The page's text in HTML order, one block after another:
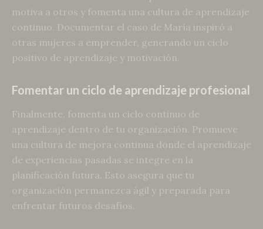
motiva a otros y fomenta una cultura de aprendizaje
continuo. Documentar el caso de María inspiró a
otras mujeres a emprender, generando un ciclo
positivo de aprendizaje y motivación.
Fomentar un ciclo de aprendizaje profesional
Finalmente, fomenta un ciclo continuo de
aprendizaje dentro de tu organización. Promueve
una cultura de mejora continua donde el aprendizaje
de experiencias pasadas se integre en la
planificación futura. Esto asegura que tu
organización permanezca ágil y preparada para
enfrentar futuros desafíos.